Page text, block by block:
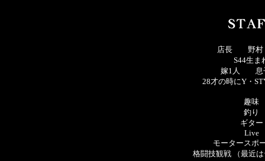
店長 野村
S44生ま
嫁1人 息
28才の時にY・
趣味
釣り
ギター
Live
モータースポ
格闘技観戦 （最近